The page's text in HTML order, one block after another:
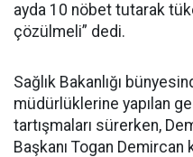
ayda 10 nöbet tutarak
çözülmeli” dedi.
Sağlık Bakanlığı
müdürlüklerine yapılan
tartışmaları sürerken,
Başkanı Togan